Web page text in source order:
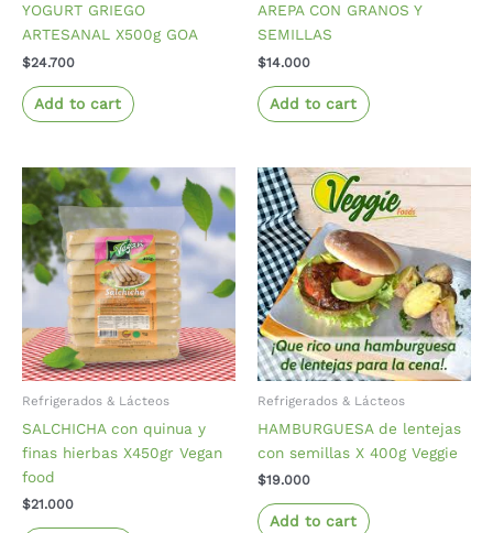
YOGURT GRIEGO
ARTESANAL X500g GOA
$24.700
Add to cart
AREPA CON GRANOS Y
SEMILLAS
$14.000
Add to cart
Refrigerados & Lácteos
SALCHICHA con quinua y
finas hierbas X450gr Vegan
food
$21.000
Refrigerados & Lácteos
HAMBURGUESA de lentejas
con semillas X 400g Veggie
$19.000
Add to cart